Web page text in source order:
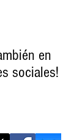
en
sociales!